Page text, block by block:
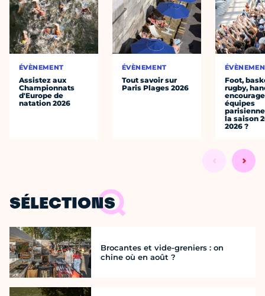
ÉVÈNEMENT
Assistez aux
Championnats
d'Europe de
natation 2026
ÉVÈNEMENT
Tout savoir sur
Paris Plages 2026
Foot,
rugby,
équipes
la saison
2026 ?
SÉLECTIONS
Brocantes et vide-greniers : on
chine où en août ?